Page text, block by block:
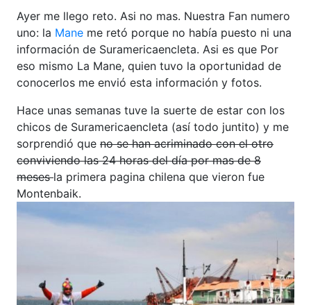
Ayer me llego reto. Asi no mas. Nuestra Fan numero
uno: la Mane me retó porque no había puesto ni una
información de Suramericaencleta. Asi es que Por
eso mismo La Mane, quien tuvo la oportunidad de
conocerlos me envió esta información y fotos.
Hace unas semanas tuve la suerte de estar con los
chicos de Suramericaencleta (así todo juntito) y me
sorprendió que no se han acriminado con el otro
conviviendo las 24 horas del día por mas de 8
mesesla primera pagina chilena que vieron fue
Montenbaik.